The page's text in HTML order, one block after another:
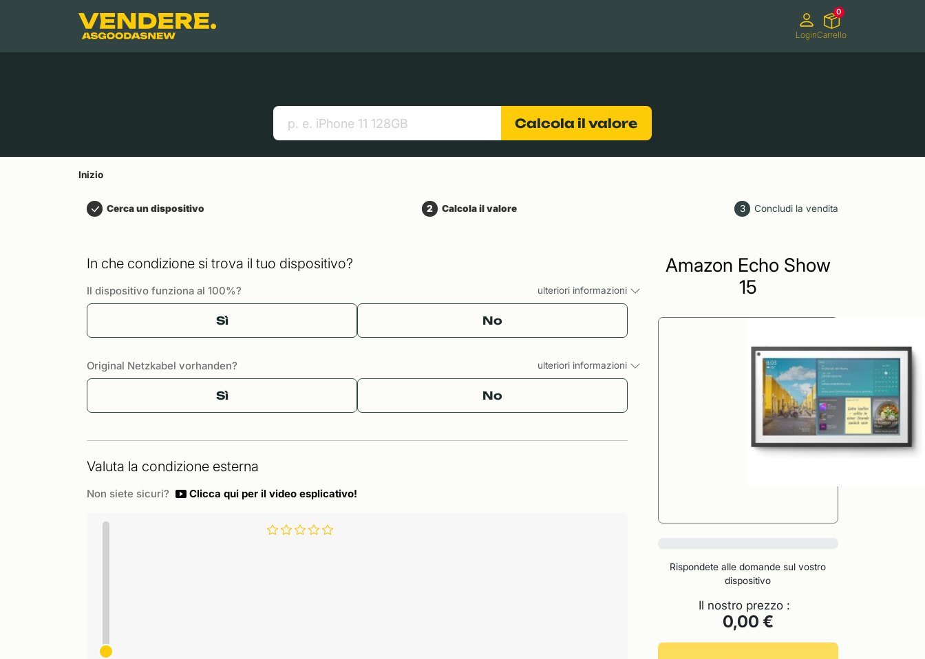
Contenuto principale
LoginCarrello
0
Calcola il valore
Inizio
Cerca un dispositivo 2 Calcola il valore 3 Concludi la vendita
In che condizione si trova il tuo dispositivo?
Il dispositivo funziona al 100%? ulteriori informazioni
Sì No
Original Netzkabel vorhanden? ulteriori informazioni
Sì No
Valuta la condizione esterna
Non siete sicuri? Clicca qui per il video esplicativo!
Amazon Echo Show
15
Rispondete alle domande sul vostro
dispositivo
Il nostro prezzo :
0,00 €